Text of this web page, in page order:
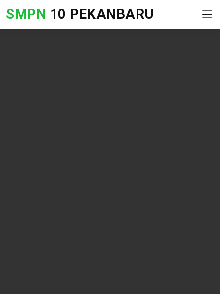
SMPN 10 PEKANBARU